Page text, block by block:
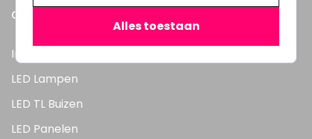
ONZE PRODUCTEN
Inbouwspots
LED Lampen
LED TL Buizen
LED Panelen
Alles toestaan